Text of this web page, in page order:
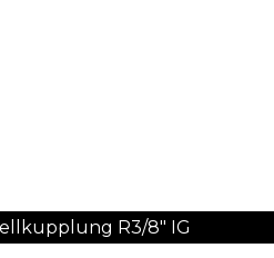
R3/8″ IG